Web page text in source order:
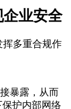
业安全
挥多重合规作
暴露，从而
护内部网络